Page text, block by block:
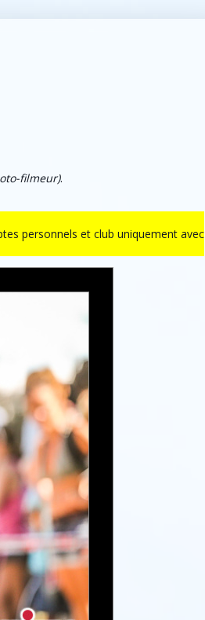
filmeur).
personnels et club uniquement avec